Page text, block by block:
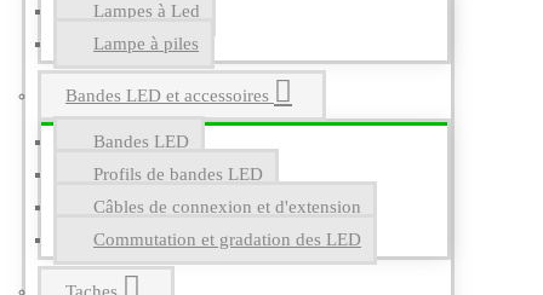
Lampes à Led
Lampe à piles
Bandes LED et accessoires
Bandes LED
Profils de bandes LED
Câbles de connexion et d'extension
Commutation et gradation des LED